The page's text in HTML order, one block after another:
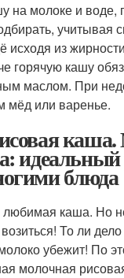
на молоке и воде,
учитывая
исходя из
горячую кашу
маслом. При
мёд или варенье.
идеальный
блюда
каша. Но
То ли
убежит! По
молочная